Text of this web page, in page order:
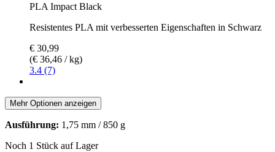
PLA Impact Black
Resistentes PLA mit verbesserten Eigenschaften in Schwarz
€ 30,99
(€ 36,46 / kg)
3.4 (7)
Mehr Optionen anzeigen
Ausführung: 1,75 mm / 850 g
Noch 1 Stück auf Lager